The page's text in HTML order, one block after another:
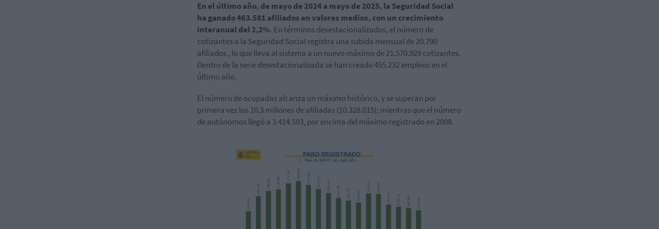
En el último año, de mayo de 2024 a mayo de 2025, la Seguridad Social
ha ganado 463.581 afiliados en valores medios, con un crecimiento
interanual del 2,2%. En términos desestacionalizados, el número de
cotizantes a la Seguridad Social registra una subida mensual de 20.790
afiliados , lo que lleva al sistema a un nuevo máximo de 21.570.929 cotizantes.
Dentro de la serie desestacionalizada se han creado 455.232 empleos en el
último año.
El número de ocupadas alcanza un máximo histórico, y se superan por
primera vez los 10,3 millones de afiliadas (10.328.015); mientras que el número
de autónomos llegó a 3.414.593, por encima del máximo registrado en 2008.